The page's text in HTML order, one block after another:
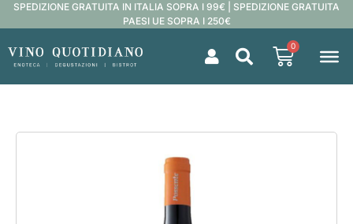
SPEDIZIONE GRATUITA IN ITALIA SOPRA I 99€ | SPEDIZIONE GRATUITA
PAESI UE SOPRA I 250€
0